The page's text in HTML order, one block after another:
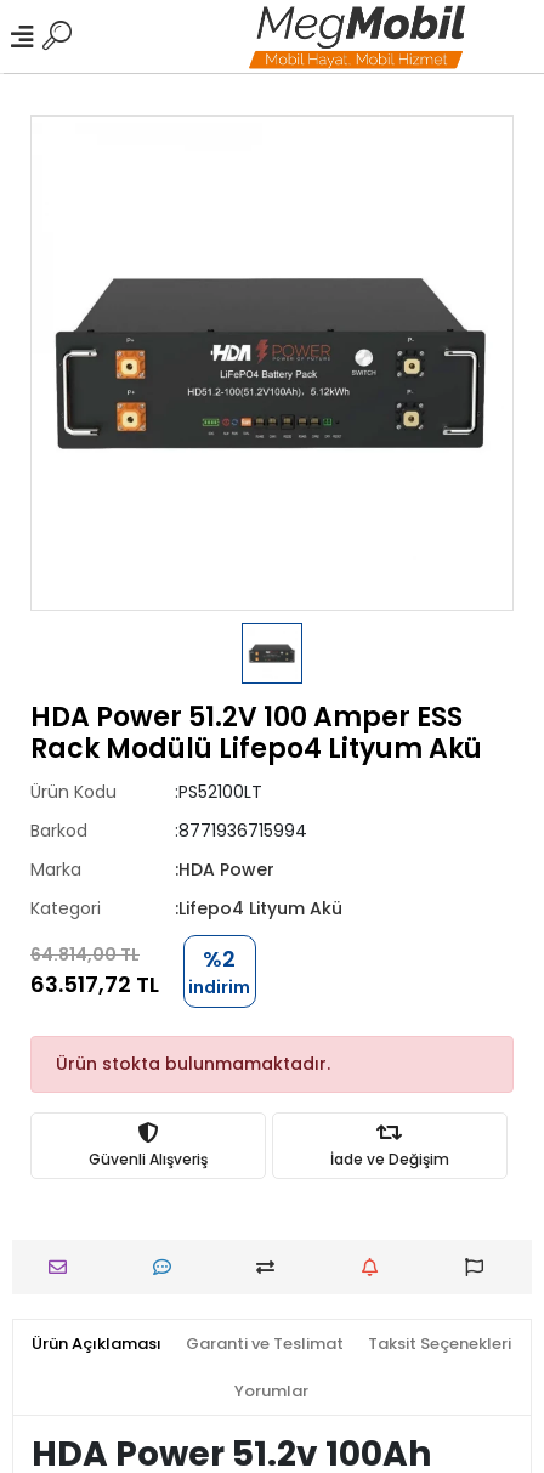
HDA Power 51.2V 100 Amper ESS
Rack Modülü Lifepo4 Lityum Akü
Ürün Kodu
:PS52100LT
Barkod
:8771936715994
Marka
:HDA Power
Kategori
:Lifepo4 Lityum Akü
64.814,00 TL
63.517,72 TL
%2
indirim
Ürün stokta bulunmamaktadır.
Güvenli Alışveriş İade ve Değişim
Ürün Açıklaması Garanti ve Teslimat Taksit Seçenekleri
Yorumlar
HDA Power 51.2v 100Ah